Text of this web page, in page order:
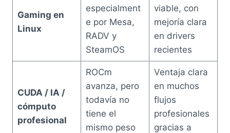
Gaming en
Linux
especialment
e por Mesa,
RADV y
SteamOS
viable, con
mejoría clara
en drivers
recientes
CUDA / IA /
cómputo
profesional
ROCm
avanza, pero
todavía no
tiene el
mismo peso
Ventaja clara
en muchos
flujos
profesionales
gracias a